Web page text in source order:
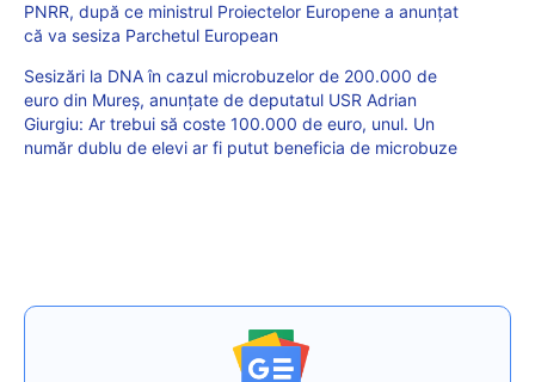
PNRR, după ce ministrul Proiectelor Europene a anunțat
că va sesiza Parchetul European
Sesizări la DNA în cazul microbuzelor de 200.000 de
euro din Mureș, anunțate de deputatul USR Adrian
Giurgiu: Ar trebui să coste 100.000 de euro, unul. Un
număr dublu de elevi ar fi putut beneficia de microbuze